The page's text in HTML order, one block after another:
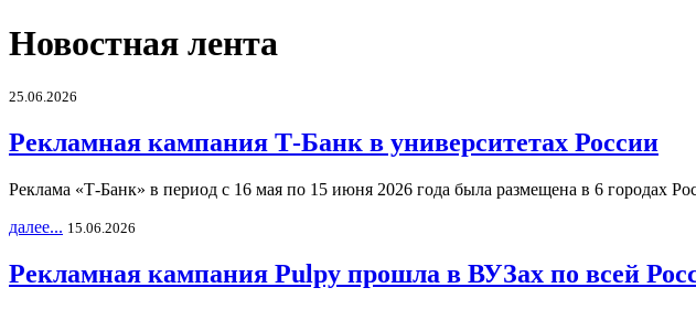
Новостная лента
25.06.2026
Рекламная кампания Т-Банк в университетах России
Реклама «Т-Банк» в период с 16 мая по 15 июня 2026 года была размещена в 6 городах
далее... 15.06.2026
Рекламная кампания Pulpy прошла в ВУЗах по всей